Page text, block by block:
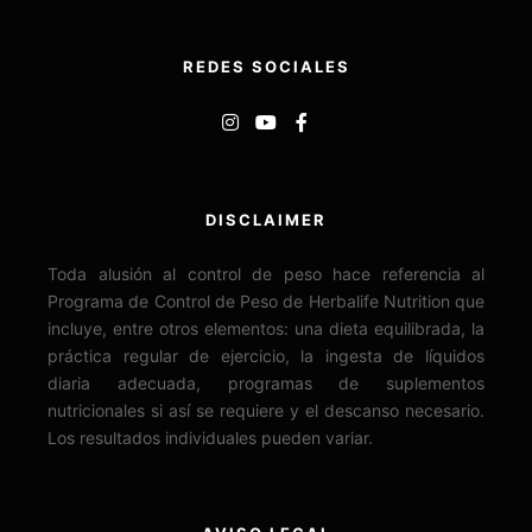
REDES SOCIALES
DISCLAIMER
Toda alusión al control de peso hace referencia al
Programa de Control de Peso de Herbalife Nutrition que
incluye, entre otros elementos: una dieta equilibrada, la
práctica regular de ejercicio, la ingesta de líquidos
diaria adecuada, programas de suplementos
nutricionales si así se requiere y el descanso necesario.
Los resultados individuales pueden variar.